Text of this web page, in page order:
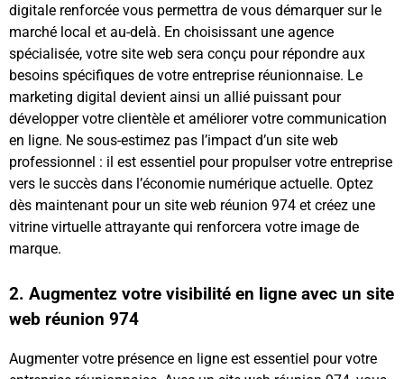
digitale renforcée vous permettra de vous démarquer sur le
marché local et au-delà. En choisissant une agence
spécialisée, votre site web sera conçu pour répondre aux
besoins spécifiques de votre entreprise réunionnaise. Le
marketing digital devient ainsi un allié puissant pour
développer votre clientèle et améliorer votre communication
en ligne. Ne sous-estimez pas l’impact d’un site web
professionnel : il est essentiel pour propulser votre entreprise
vers le succès dans l’économie numérique actuelle. Optez
dès maintenant pour un site web réunion 974 et créez une
vitrine virtuelle attrayante qui renforcera votre image de
marque.
2. Augmentez votre visibilité en ligne avec un site
web réunion 974
Augmenter votre présence en ligne est essentiel pour votre